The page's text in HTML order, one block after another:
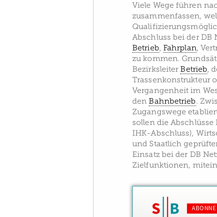
Viele Wege führen
zusammenfassen,
Abschluss bei der DB
Betrieb, Fahrplan,
zu kommen.
BezirksleiterBetrieb,
Trassenkonstrukteur
Vergangenheit im
denBahnbetrieb.
Zugangswege
sollen die
IHK-Abschluss),
und Staatlich
Einsatz bei der DB
Zielfunktionen,